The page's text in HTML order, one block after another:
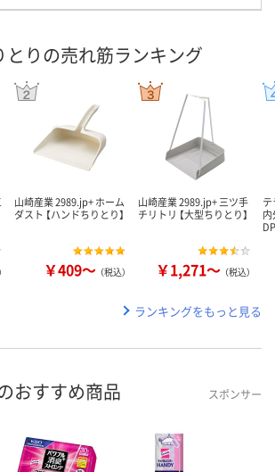
とりの売れ筋ランキング
山崎産業 2989.jp+ ホーム
ダスト 【ハンドちりとり】
￥409～ （税込）
山崎産業 2989.jp+ 三ツ手
チリトリ 【大型ちりとり】
￥1,271～ （税込）
ランキングをもっと見る
おすすめ商品 スポンサー